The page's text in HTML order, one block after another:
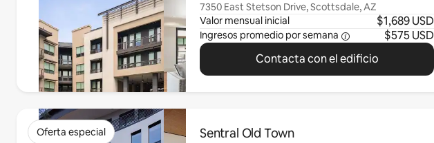
7350 East Stetson Drive, Scottsdale, AZ
Valor mensual inicial
$1,689 USD
Ingresos promedio por semana
$575 USD
Contacta con el edificio
Oferta especial
Se muestran0 de 0 elementos
Sentral Old Town